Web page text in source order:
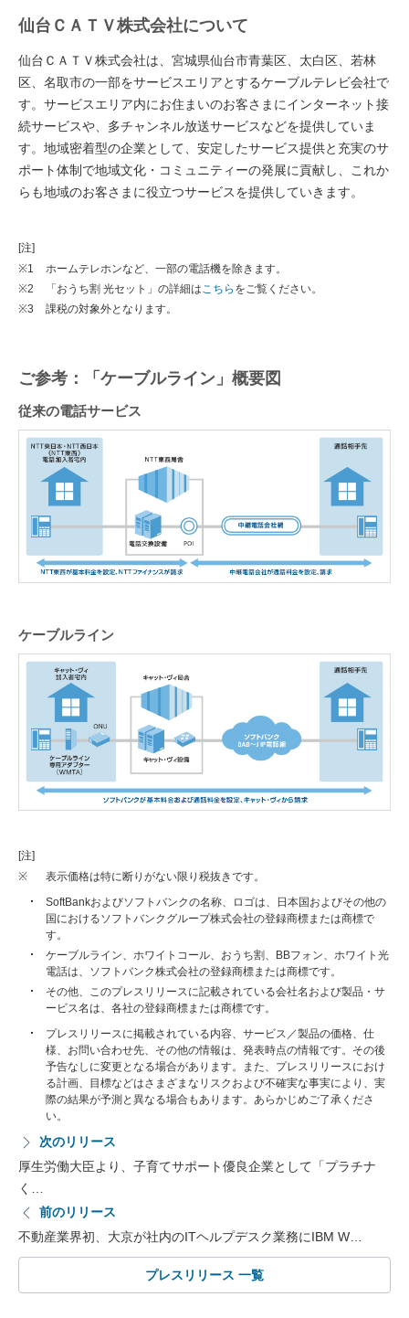
仙台ＣＡＴＶ株式会社について
仙台ＣＡＴＶ株式会社は、宮城県仙台市青葉区、太白区、若林
区、名取市の一部をサービスエリアとするケーブルテレビ会社で
す。サービスエリア内にお住まいのお客さまにインターネット接
続サービスや、多チャンネル放送サービスなどを提供していま
す。地域密着型の企業として、安定したサービス提供と充実のサ
ポート体制で地域文化・コミュニティーの発展に貢献し、これか
らも地域のお客さまに役立つサービスを提供していきます。
[注]
※1
ホームテレホンなど、一部の電話機を除きます。
※2
「おうち割 光セット」の詳細はこちら をご覧ください。
※3
課税の対象外となります。
ご参考：「ケーブルライン」概要図
従来の電話サービス
ケーブルライン
[注]
※
表示価格は特に断りがない限り税抜きです。
SoftBankおよびソフトバンクの名称、ロゴは、日本国およびその他の
国におけるソフトバンクグループ株式会社の登録商標または商標で
す。
ケーブルライン、ホワイトコール、おうち割、BBフォン、ホワイト光
電話は、ソフトバンク株式会社の登録商標または商標です。
その他、このプレスリリースに記載されている会社名および製品・サ
ービス名は、各社の登録商標または商標です。
プレスリリースに掲載されている内容、サービス／製品の価格、仕
様、お問い合わせ先、その他の情報は、発表時点の情報です。その後
予告なしに変更となる場合があります。また、プレスリリースにおけ
る計画、目標などはさまざまなリスクおよび不確実な事実により、実
際の結果が予測と異なる場合もあります。あらかじめご了承くださ
い。
次のリリース
厚生労働大臣より、子育てサポート優良企業として「プラチナ
く…
前のリリース
不動産業界初、大京が社内のITヘルプデスク業務にIBM W…
プレスリリース 一覧